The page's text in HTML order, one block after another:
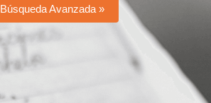
Búsqueda Avanzada »